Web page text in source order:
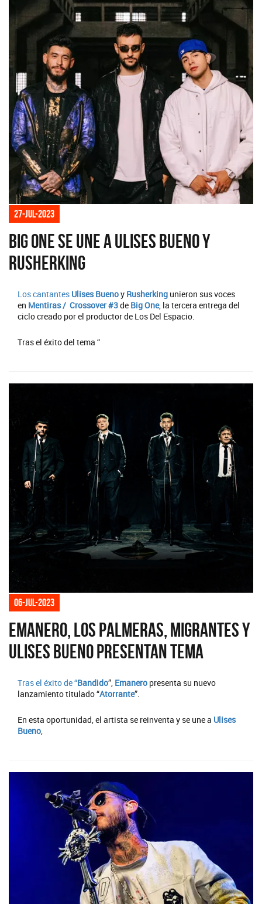
27-jul-2023
Big One se une a Ulises Bueno y
Rusherking
Los cantantes Ulises Buenoy Rusherking unieron sus voces
en Mentiras / Crossover #3de Big One, la tercera entrega del
ciclo creado por el productor de Los Del Espacio.
Tras el éxito del tema “
06-jul-2023
Emanero, Los Palmeras, Migrantes y
Ulises Bueno presentan tema
Tras el éxito de “Bandido”, Emanero presenta su nuevo
lanzamiento titulado “Atorrante”.
En esta oportunidad, el artista se reinventa y se une a Ulises
Bueno,